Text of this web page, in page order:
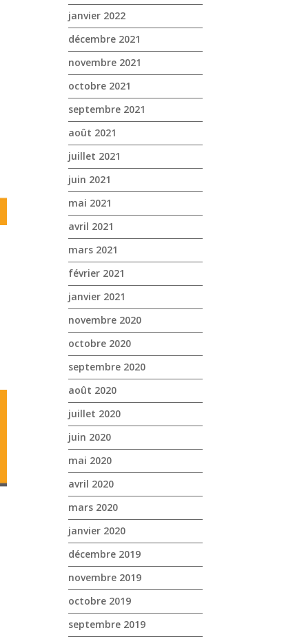
janvier 2022
décembre 2021
novembre 2021
octobre 2021
septembre 2021
août 2021
juillet 2021
juin 2021
mai 2021
avril 2021
mars 2021
février 2021
janvier 2021
novembre 2020
octobre 2020
septembre 2020
août 2020
juillet 2020
juin 2020
mai 2020
avril 2020
mars 2020
janvier 2020
décembre 2019
novembre 2019
octobre 2019
septembre 2019